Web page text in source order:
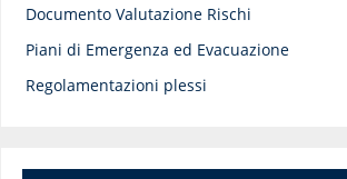
Documento Valutazione Rischi
Piani di Emergenza ed Evacuazione
Regolamentazioni plessi